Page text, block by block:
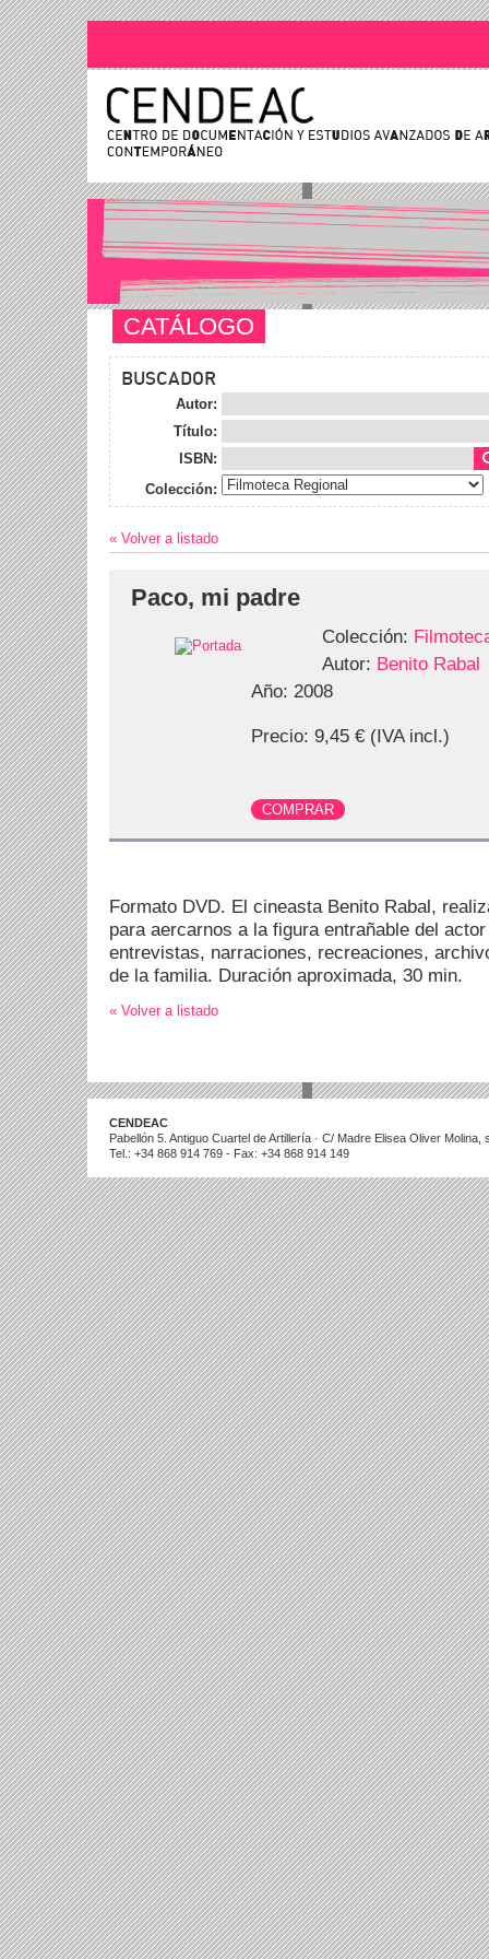
CATÁLOGO
BUSCADOR
Autor:
Título:
ISBN:
Colección:
« Volver a listado
Paco, mi padre
Colección:
Autor: Benito Rabal
Año: 2008
Precio: 9,45 € (IVA incl.)
Formato DVD. El cineasta Benito Rabal,
para aercarnos a la figura entrañable del
entrevistas, narraciones, recreaciones,
de la familia. Duración aproximada, 30 min.
« Volver a listado
CENDEAC
Pabellón 5. Antiguo Cuartel de Artillería · C/ Madre Elisea Oliver
Tel.: +34 868 914 769 - Fax: +34 868 914 149